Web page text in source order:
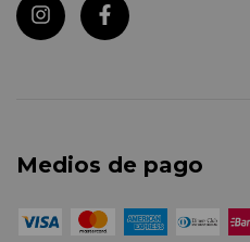
Medios de pago